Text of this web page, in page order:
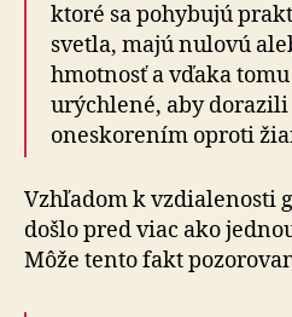
ktoré sa pohybujú
svetla, majú nulovú
hmotnosť a vďaka
urýchlené, aby
oneskorením oproti
Vzhľadom k vzdialenosti
došlo pred viac ako
Môže tento fakt